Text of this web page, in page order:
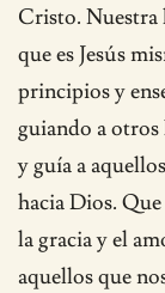
Cristo. Nuestra
que es Jesús
principios y
guiando a otros
y guía a
hacia Dios.
la gracia y el
aquellos que